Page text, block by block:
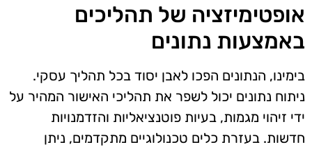
אופטימיזציה של תהליכים
באמצעות נתונים
בימינו, הנתונים הפכו לאבן יסוד בכל תהליך עסקי.
ניתוח נתונים יכול לשפר את תהליכי האישור המהיר על
ידי זיהוי מגמות, בעיות פוטנציאליות והזדמנויות
חדשות. בעזרת כלים טכנולוגיים מתקדמים, ניתן